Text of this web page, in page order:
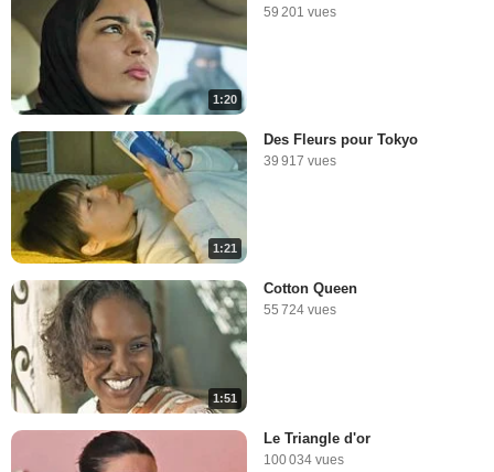
1:20
59 201 vues
1:21
Des Fleurs pour Tokyo
39 917 vues
1:51
Cotton Queen
55 724 vues
Le Triangle d'or
100 034 vues